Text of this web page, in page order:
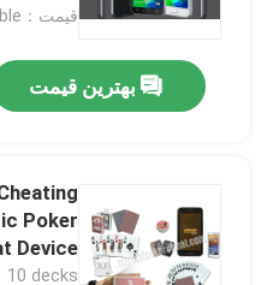
درخواست نقل قول
کارت بازی های نامرئی
قیمت：negotiable
بهترین قیمت
Poker
Device
10 decks